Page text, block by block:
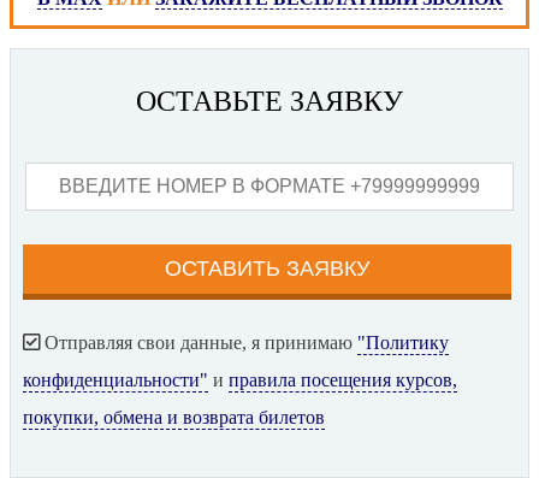
ОСТАВЬТЕ ЗАЯВКУ
Отправляя свои данные, я принимаю "Политику
конфиденциальности" и правила посещения курсов,
покупки, обмена и возврата билетов